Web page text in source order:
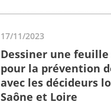
17/11/2023
Dessiner une
pour la prévention
avec les décideurs
Saône et Loire